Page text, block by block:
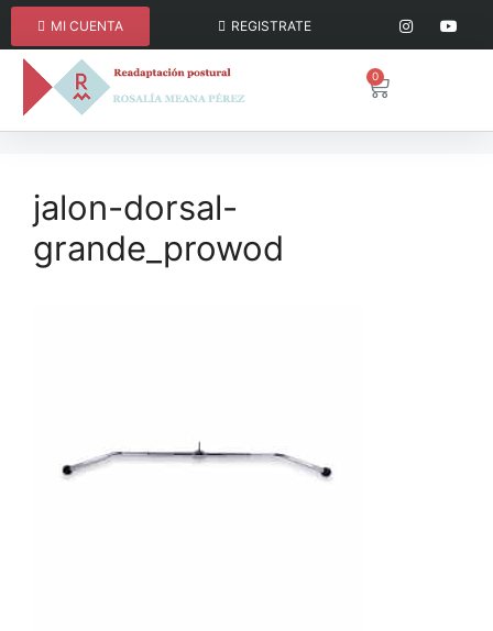
MI CUENTA REGISTRATE
0
jalon-dorsal-
grande_prowod